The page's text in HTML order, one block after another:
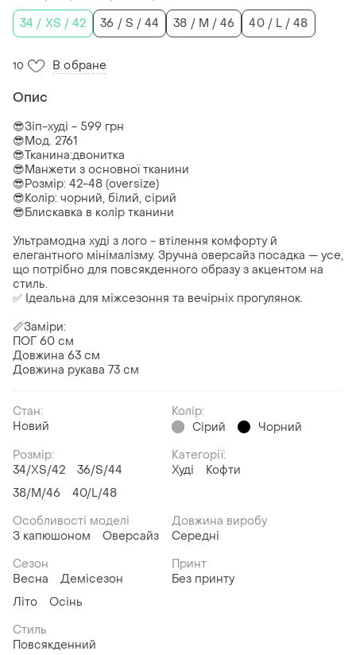
34 / XS / 42
36 / S / 44 38 / M / 46 40 / L / 48
10 В обране
Опис
😎Зіп-худі - 599 грн
😎Мод. 2761
😎Тканина:двонитка
😎Манжети з основної тканини
😎Розмір: 42-48 (oversize)
😎Колір: чорний, білий, сірий
😎Блискавка в колір тканини
Ультрамодна худі з лого - втілення комфорту й
елегантного мінімалізму. Зручна оверсайз посадка — усе,
що потрібно для повсякденного образу з акцентом на
стиль.
✅ Ідеальна для міжсезоння та вечірніх прогулянок.
📏Заміри:
ПОГ 60 см
Довжина 63 см
Довжина рукава 73 см
Стан:
Новий
Колір:
Сірий
Чорний
Розмір:
34/XS/42
36/S/44
38/M/46
40/L/48
Категорії:
Худі
Кофти
Особливості моделі
З капюшоном
Оверсайз
Довжина виробу
Середні
Сезон
Весна
Демісезон
Літо
Осінь
Принт
Без принту
Стиль
Повсякденний